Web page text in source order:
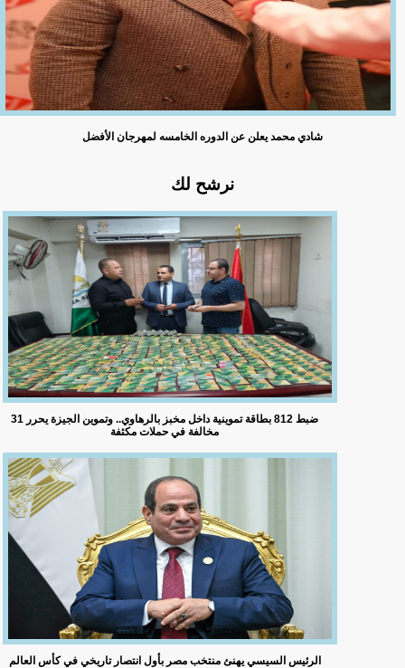
شادي محمد يعلن عن الدوره الخامسه لمهرجان الأفضل
نرشح لك
ضبط 812 بطاقة تموينية داخل مخبز بالرهاوي.. وتموين الجيزة يحرر 31
مخالفة في حملات مكثفة
الرئيس السيسي يهنئ منتخب مصر بأول انتصار تاريخي في كأس العالم